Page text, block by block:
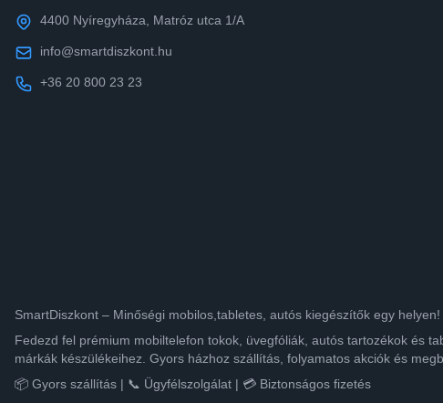
4400 Nyíregyháza, Matróz utca 1/A
info@smartdiszkont.hu
+36 20 800 23 23
SmartDiszkont – Minőségi mobilos,tabletes, autós kiegészítők egy helyen!
Fedezd fel prémium mobiltelefon tokok, üvegfóliák, autós tartozékok és
márkák készülékeihez. Gyors házhoz szállítás, folyamatos akciók és
📦 Gyors szállítás | 📞 Ügyfélszolgálat | 💳 Biztonságos fizetés